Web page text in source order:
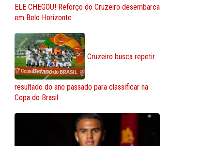
ELE CHEGOU! Reforço do Cruzeiro desembarca
em Belo Horizonte
Cruzeiro busca repetir
resultado do ano passado para classificar na
Copa do Brasil